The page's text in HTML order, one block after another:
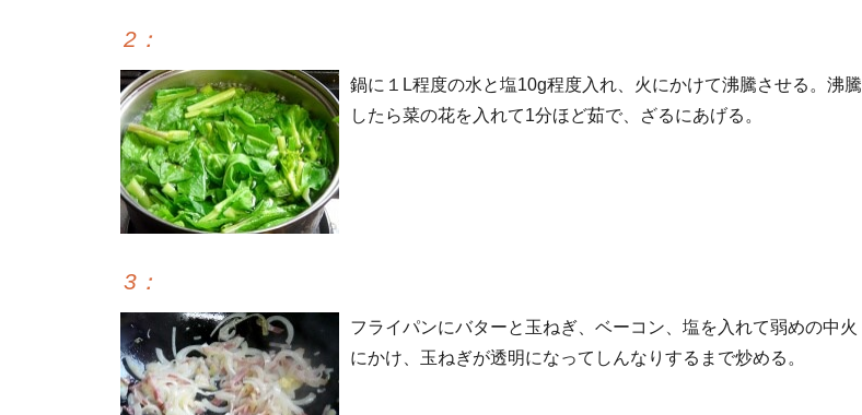
2 ：
鍋に１L程度の水と塩10g程度入れ、火にかけて沸騰させる。沸騰
したら菜の花を入れて1分ほど茹で、ざるにあげる。
3 ：
フライパンにバターと玉ねぎ、ベーコン、塩を入れて弱めの中火
にかけ、玉ねぎが透明になってしんなりするまで炒める。